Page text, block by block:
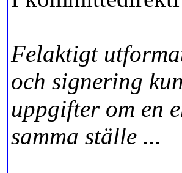
Felaktigt
och signering
uppgifter om en
samma ställe ...